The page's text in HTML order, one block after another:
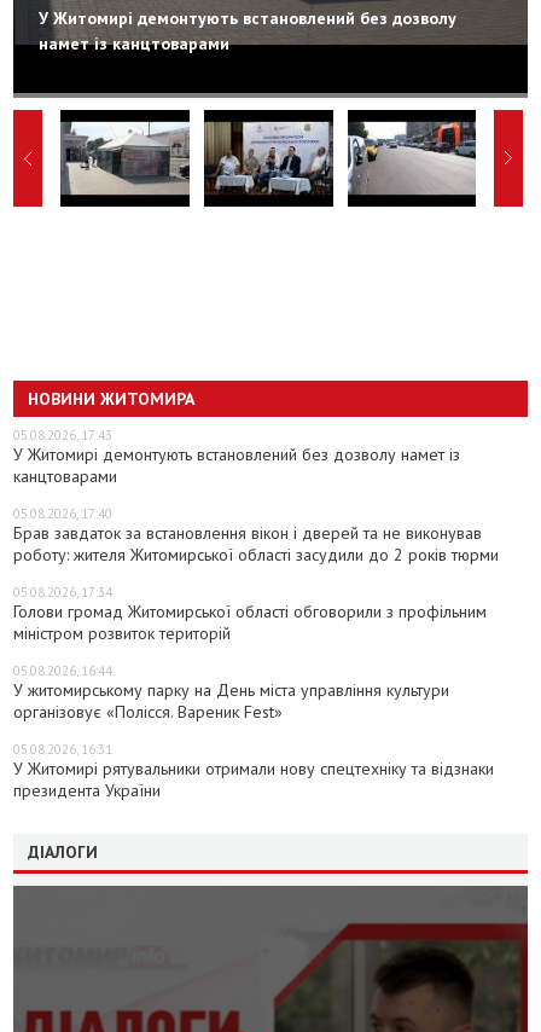
У Житомирі демонтують встановлений без дозволу
намет із канцтоварами
НОВИНИ ЖИТОМИРА
05.08.2026, 17:43
У Житомирі демонтують встановлений без дозволу намет із
канцтоварами
05.08.2026, 17:40
Брав завдаток за встановлення вікон і дверей та не виконував
роботу: жителя Житомирської області засудили до 2 років тюрми
05.08.2026, 17:34
Голови громад Житомирської області обговорили з профільним
міністром розвиток територій
05.08.2026, 16:44
У житомирському парку на День міста управління культури
організовує «Полісся. Вареник Fest»
05.08.2026, 16:31
У Житомирі рятувальники отримали нову спецтехніку та відзнаки
президента України
ДІАЛОГИ